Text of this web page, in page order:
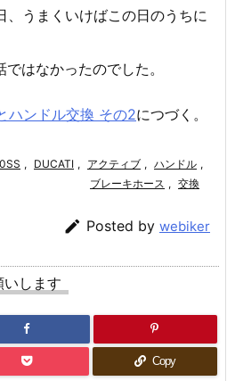
、うまくいけばこの日のうちに
はなかったのでした。
ハンドル交換 その2につづく。
, DUCATI , アクティブ , ハンドル ,
ブレーキホース , 交換
 Posted by webiker
いします
Copy